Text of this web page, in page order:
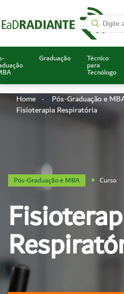
Graduação Técnico
para
Tecnólogo
Home
Pós-Graduação e
Fisioterapia Respiratória
Pós-Graduação e MBA Curso